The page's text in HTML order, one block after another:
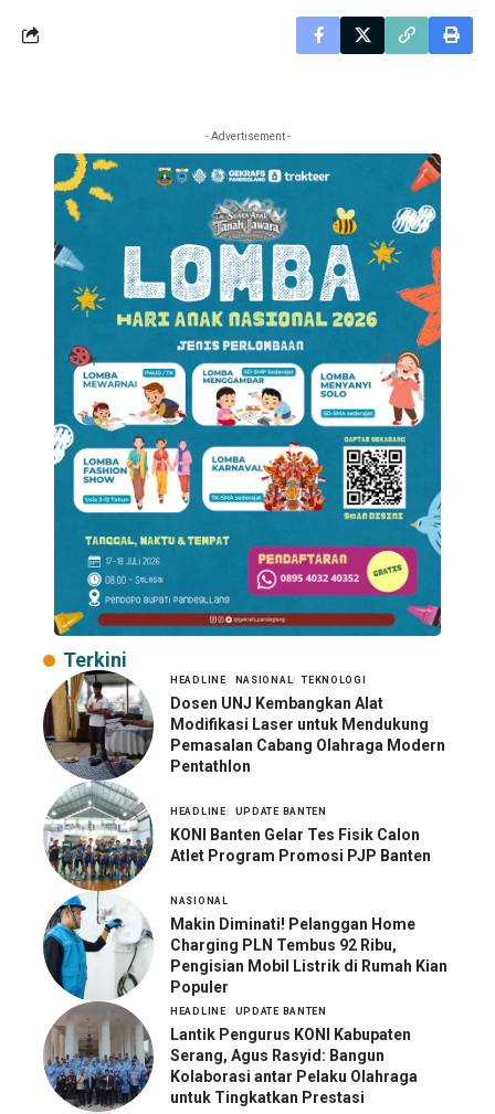
- Advertisement -
Terkini
HEADLINE NASIONAL TEKNOLOGI
Dosen UNJ Kembangkan Alat
Modifikasi Laser untuk Mendukung
Pemasalan Cabang Olahraga Modern
Pentathlon
HEADLINE UPDATE BANTEN
KONI Banten Gelar Tes Fisik Calon
Atlet Program Promosi PJP Banten
NASIONAL
Makin Diminati! Pelanggan Home
Charging PLN Tembus 92 Ribu,
Pengisian Mobil Listrik di Rumah Kian
Populer
HEADLINE UPDATE BANTEN
Lantik Pengurus KONI Kabupaten
Serang, Agus Rasyid: Bangun
Kolaborasi antar Pelaku Olahraga
untuk Tingkatkan Prestasi